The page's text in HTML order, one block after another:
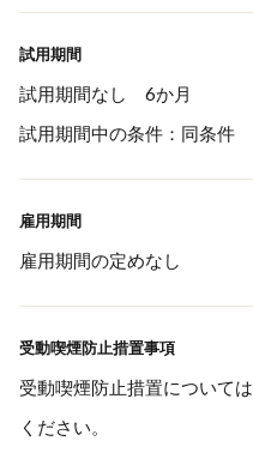
試用期間
試用期間なし 6か月
試用期間中の条件：同条件
雇用期間
雇用期間の定めなし
受動喫煙防止措置事項
受動喫煙防止措置について
ください。